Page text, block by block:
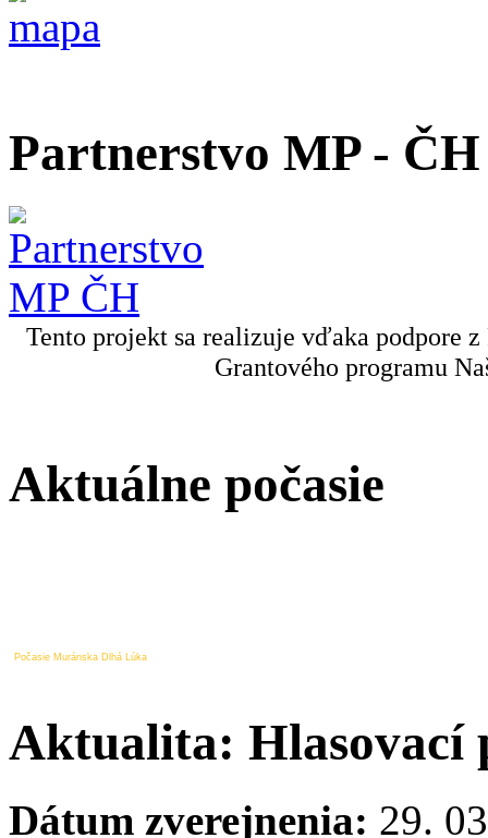
Partnerstvo MP - ČH
Tento projekt sa realizuje vďaka podpore
Grantového programu
Aktuálne počasie
Počasie Muránska Dlhá Lúka
Aktualita: Hlasovací
Dátum zverejnenia: 29.